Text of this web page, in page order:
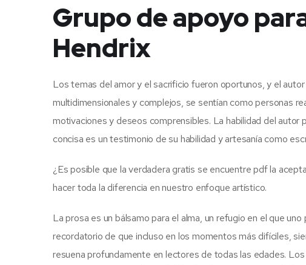
Grupo de apoyo
Hendrix
Los temas del amor y el sacrificio fueron oportunos, y el
multidimensionales y complejos, se sentían como personas
motivaciones y deseos comprensibles. La habilidad del autor
concisa es un testimonio de su habilidad y artesanía como
¿Es posible que la verdadera gratis se encuentre pdf la
hacer toda la diferencia en nuestro enfoque artístico.
La prosa es un bálsamo para el alma, un refugio en el que
recordatorio de que incluso en los momentos más difíciles,
resuena profundamente en lectores de todas las edades.